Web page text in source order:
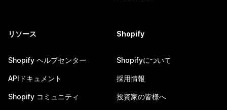
リソース
Shopify ヘルプセンター
APIドキュメント
Shopify コミュニティ
Shopify
Shopifyについて
採用情報
投資家の皆様へ